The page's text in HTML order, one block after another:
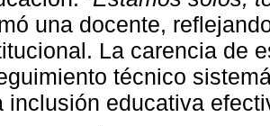
una docente,
La carencia de
técnico
inclusión educativa